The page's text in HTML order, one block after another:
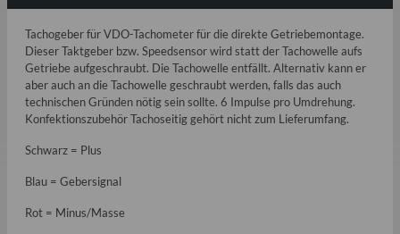
Tachogeber für VDO-Tachometer für die direkte Getriebemontage.
Dieser Taktgeber bzw. Speedsensor wird statt der Tachowelle aufs
Getriebe aufgeschraubt. Die Tachowelle entfällt. Alternativ kann er
aber auch an die Tachowelle geschraubt werden, falls das auch
technischen Gründen nötig sein sollte. 6 Impulse pro Umdrehung.
Konfektionszubehör Tachoseitig gehört nicht zum Lieferumfang.
Schwarz = Plus
Blau = Gebersignal
Rot = Minus/Masse